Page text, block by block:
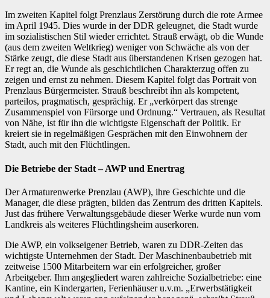
Im zweiten Kapitel folgt Prenzlaus Zerstörung durch die rote Armee
im April 1945. Dies wurde in der DDR geleugnet, die Stadt wurde
im sozialistischen Stil wieder errichtet. Strauß erwägt, ob die Wunde
(aus dem zweiten Weltkrieg) weniger von Schwäche als von der
Stärke zeugt, die diese Stadt aus überstandenen Krisen gezogen hat.
Er regt an, die Wunde als geschichtlichen Charakterzug offen zu
zeigen und ernst zu nehmen. Diesem Kapitel folgt das Portrait von
Prenzlaus Bürgermeister. Strauß beschreibt ihn als kompetent,
parteilos, pragmatisch, gesprächig. Er „verkörpert das strenge
Zusammenspiel von Fürsorge und Ordnung.“ Vertrauen, als Resultat
von Nähe, ist für ihn die wichtigste Eigenschaft der Politik. Er
kreiert sie in regelmäßigen Gesprächen mit den Einwohnern der
Stadt, auch mit den Flüchtlingen.
Die Betriebe der Stadt – AWP und Enertrag
Der Armaturenwerke Prenzlau (AWP), ihre Geschichte und die
Manager, die diese prägten, bilden das Zentrum des dritten Kapitels.
Just das frühere Verwaltungsgebäude dieser Werke wurde nun vom
Landkreis als weiteres Flüchtlingsheim auserkoren.
Die AWP, ein volkseigener Betrieb, waren zu DDR-Zeiten das
wichtigste Unternehmen der Stadt. Der Maschinenbaubetrieb mit
zeitweise 1500 Mitarbeitern war ein erfolgreicher, großer
Arbeitgeber. Ihm angegliedert waren zahlreiche Sozialbetriebe: eine
Kantine, ein Kindergarten, Ferienhäuser u.v.m. „Erwerbstätigkeit